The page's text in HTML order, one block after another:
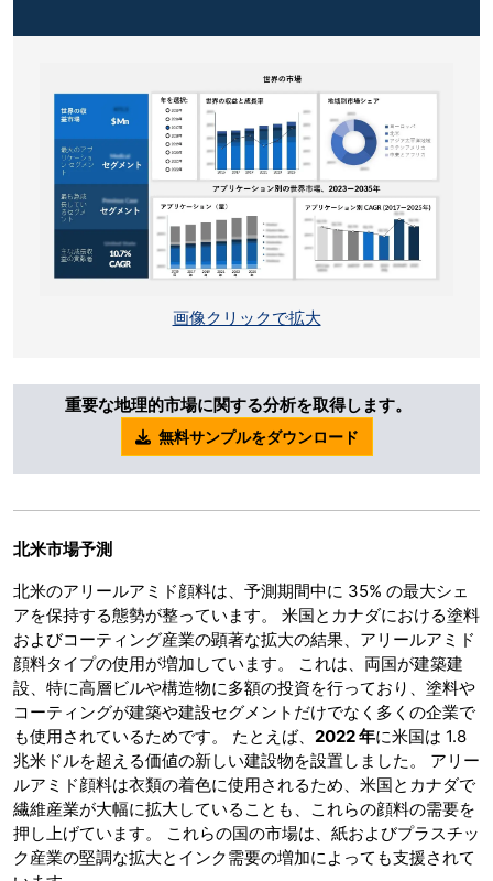
画像クリックで拡大
重要な地理的市場に関する分析を取得します。
無料サンプルをダウンロード
北米市場予測
北米のアリールアミド顔料は、予測期間中に 35% の最大シェ
アを保持する態勢が整っています。 米国とカナダにおける塗料
およびコーティング産業の顕著な拡大の結果、アリールアミド
顔料タイプの使用が増加しています。 これは、両国が建築建
設、特に高層ビルや構造物に多額の投資を行っており、塗料や
コーティングが建築や建設セグメントだけでなく多くの企業で
も使用されているためです。 たとえば、 2022 年に米国は 1.8
兆米ドルを超える価値の新しい建設物を設置しました。 アリー
ルアミド顔料は衣類の着色に使用されるため、米国とカナダで
繊維産業が大幅に拡大していることも、これらの顔料の需要を
押し上げています。 これらの国の市場は、紙およびプラスチッ
ク産業の堅調な拡大とインク需要の増加によっても支援されて